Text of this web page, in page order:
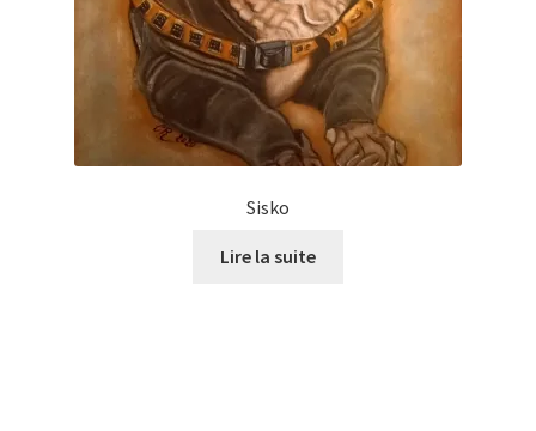
WPMS HTML Sitemap
Sisko
Lire la suite